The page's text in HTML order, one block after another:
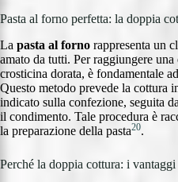
Pasta al forno perfetta: la doppia
La pasta al forno rappresenta un
amato da tutti. Per raggiungere una
crosticina dorata, è fondamentale
Questo metodo prevede la cottura
indicato sulla confezione, seguita
il condimento. Tale procedura è
la preparazione della pasta20.
Perché la doppia cottura: i